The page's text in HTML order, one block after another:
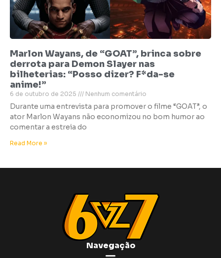
Marlon Wayans, de “GOAT”, brinca sobre
derrota para Demon Slayer nas
bilheterias: “Posso dizer? F*da-se
anime!”
6 de outubro de 2025 Nenhum comentário
Durante uma entrevista para promover o filme “GOAT”, o
ator Marlon Wayans não economizou no bom humor ao
comentar a estreia do
Read More »
Navegação